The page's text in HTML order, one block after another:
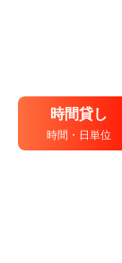
時間貸し
時間・日単位